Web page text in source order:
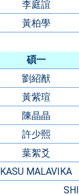
李庭誼
黃柏學
碩一
劉紹猷
黃紫瑄
陳晶晶
許少熙
葉絮爻
KASU MALAVIKA